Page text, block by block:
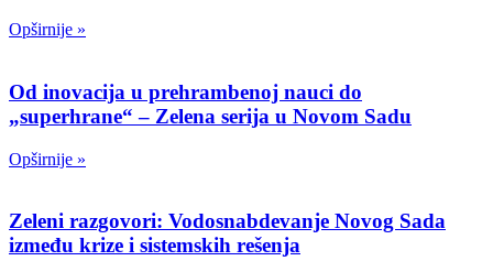
Opširnije »
Od inovacija u prehrambenoj nauci do
„superhrane“ – Zelena serija u Novom Sadu
Opširnije »
Zeleni razgovori: Vodosnabdevanje Novog Sada
između krize i sistemskih rešenja